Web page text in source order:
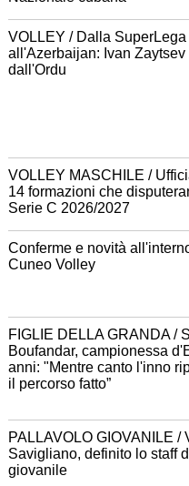
VOLLEY / Dalla
all'Azerbaijan: Ivan Zaytsev
dall'Ordu
VOLLEY MASCHILE /
14 formazioni che
Serie C 2026/2027
Conferme e novità
Cuneo Volley
FIGLIE DELLA GRANDA /
Boufandar, campionessa
anni: "Mentre canto l'inno
il percorso fatto”
PALLAVOLO GIOVANILE /
Savigliano, definito lo staff
giovanile